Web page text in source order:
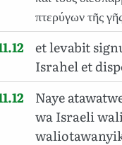
πτερύγων τῆς
et levabit
Israhel et
Naye
wa Israeli